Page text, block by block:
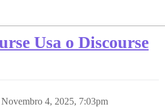
Usa o Discourse
Novembro 4, 2025, 7:03pm